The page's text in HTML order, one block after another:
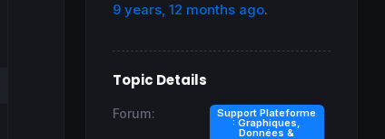
9 years, 12 months ago.
Topic Details
Forum: Support Plateforme
: Graphiques,
Données &